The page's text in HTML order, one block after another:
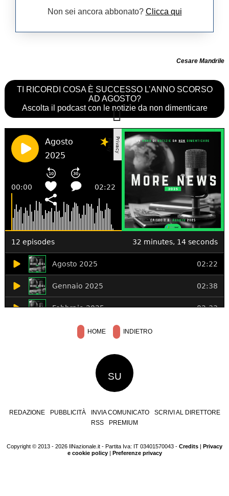
Non sei ancora abbonato? Clicca qui
Cesare Mandrile
TI RICORDI COSA È SUCCESSO L’ANNO SCORSO
AD AGOSTO?
Ascolta il podcast con le notizie da non dimenticare
HOME INDIETRO
SU
REDAZIONE PUBBLICITÀ INVIA COMUNICATO
SCRIVI AL DIRETTORE
RSS
PREMIUM
Copyright © 2013 - 2026 IlNazionale.it - Partita Iva: IT 03401570043 - Credits | Privacy
e cookie policy| Preferenze privacy